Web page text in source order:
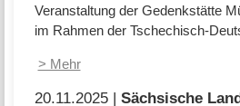
Veranstaltung der Gedenkstätte
im Rahmen der Tschechisch-
> Mehr
20.11.2025 | Sächsische